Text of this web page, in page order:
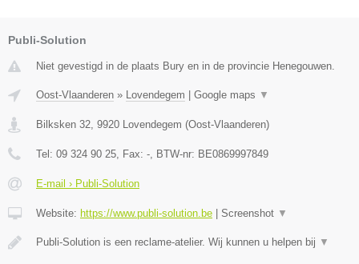
Publi-Solution
Niet gevestigd in de plaats Bury en in de provincie Henegouwen.
Oost-Vlaanderen » Lovendegem | Google maps ▼
Bilksken 32 9920 Lovendegem (Oost-Vlaanderen)
Tel: 09 324 90 25 , Fax: - , BTW-nr: BE0869997849
E-mail › Publi-Solution
Website: https://www.publi-solution.be | Screenshot ▼
Publi-Solution is een reclame-atelier. Wij kunnen u helpen bij ▼